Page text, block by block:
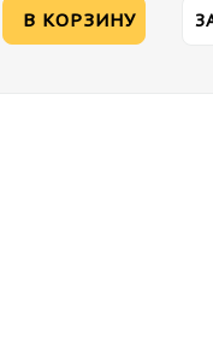
В КОРЗИНУ